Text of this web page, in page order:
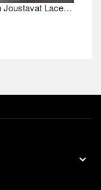
Cargo Housut Miehet Khaki Vaalean Joustavat Lace Up Uusi Pieni Casual Housut